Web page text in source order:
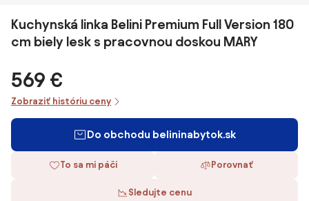
Kuchynská linka Belini Premium Full Version 180
cm biely lesk s pracovnou doskou MARY
569 €
Zobraziť históriu ceny
Do obchodu belininabytok.sk
To sa mi páči Porovnať
Sledujte cenu